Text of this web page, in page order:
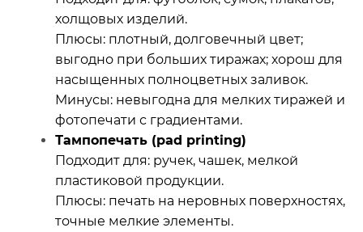
холщовых изделий.
Плюсы: плотный, долговечный цвет;
выгодно при больших тиражах; хорош для
насыщенных полноцветных заливок.
Минусы: невыгодна для мелких тиражей и
фотопечати с градиентами.
Тампопечать (pad printing)
Подходит для: ручек, чашек, мелкой
пластиковой продукции.
Плюсы: печать на неровных поверхностях,
точные мелкие элементы.